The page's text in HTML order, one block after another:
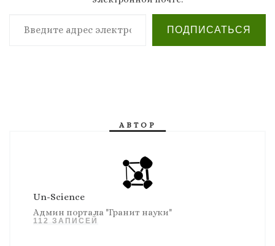
Введите адрес электронной почты…
ПОДПИСАТЬСЯ
АВТОР
Un-Science
Админ портала "Гранит науки"
112 ЗАПИСЕЙ